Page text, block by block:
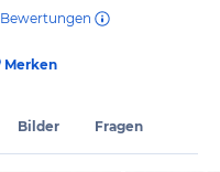
Bewertungen
Merken
Bilder Fragen